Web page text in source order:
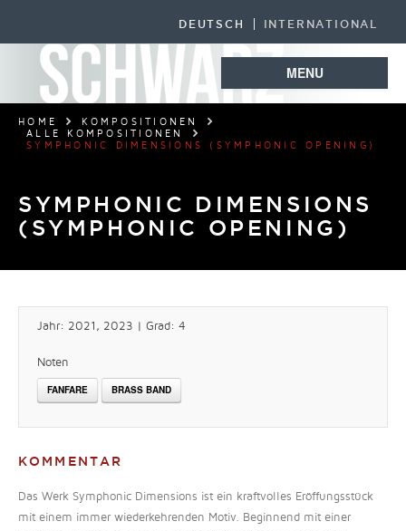
DEUTSCH INTERNATIONAL
MENU
HOME
KOMPOSITIONEN
ALLE KOMPOSITIONEN
SYMPHONIC DIMENSIONS (SYMPHONIC OPENING)
SYMPHONIC DIMENSIONS
(SYMPHONIC OPENING)
Jahr: 2021, 2023 | Grad: 4
Noten
FANFARE BRASS BAND
KOMMENTAR
Das Werk Symphonic Dimensions ist ein kraftvolles Eröffungsstück
mit einem immer wiederkehrenden Motiv. Beginnend mit einer